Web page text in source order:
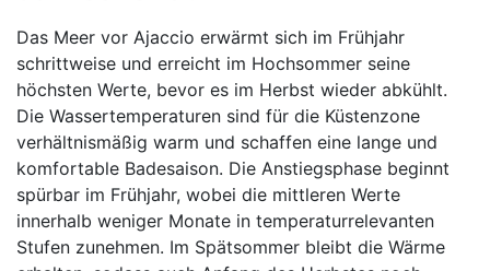
Das Meer vor Ajaccio erwärmt sich im Frühjahr
schrittweise und erreicht im Hochsommer seine
höchsten Werte, bevor es im Herbst wieder abkühlt.
Die Wassertemperaturen sind für die Küstenzone
verhältnismäßig warm und schaffen eine lange und
komfortable Badesaison. Die Anstiegsphase beginnt
spürbar im Frühjahr, wobei die mittleren Werte
innerhalb weniger Monate in temperaturrelevanten
Stufen zunehmen. Im Spätsommer bleibt die Wärme